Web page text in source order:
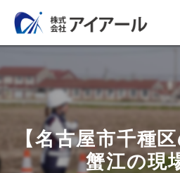
【名古屋市千種
蟹江の現